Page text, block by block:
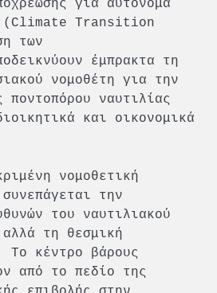
για αυτόνομα
(Climate Transition
των
έμπρακτα τη
νομοθέτη για την
ποντοπόρου ναυτιλίας
και οικονομικά
νομοθετική
την
του ναυτιλιακού
τη θεσμική
Το κέντρο βάρους
από το πεδίο της